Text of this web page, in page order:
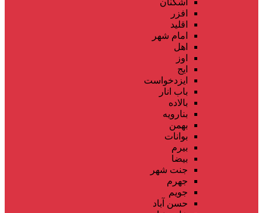
افزر
اقلید
امام شهر
اهل
اوز
ایج
ایزدخواست
باب انار
بالاده
بنارویه
بهمن
بوانات
بیرم
بیضا
جنت شهر
جهرم
جویم
حسن آباد